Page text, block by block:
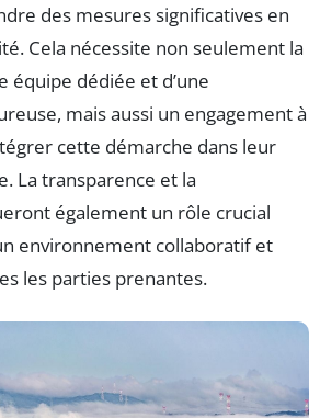
des mesures significatives en
Cela nécessite non seulement la
équipe dédiée et d’une
mais aussi un engagement à
cette démarche dans leur
La transparence et la
également un rôle crucial
environnement collaboratif et
les parties prenantes.